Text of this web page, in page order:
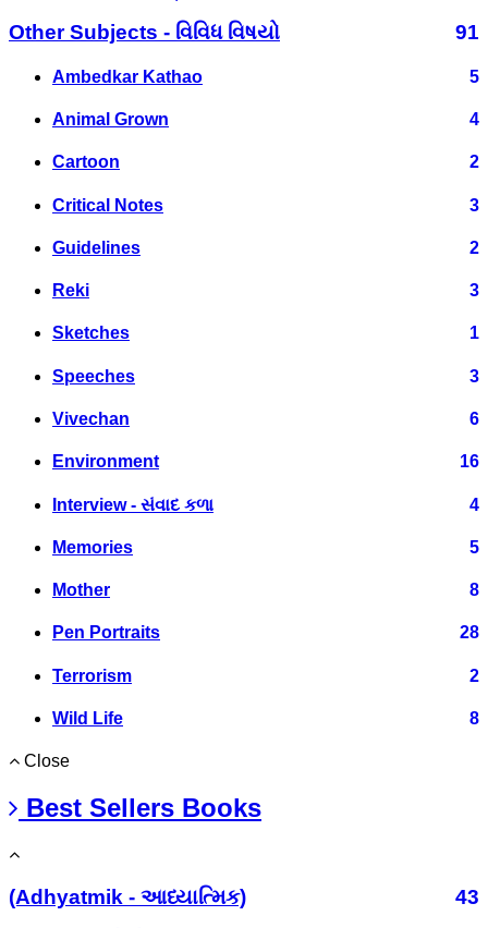
Other Subjects - વિવિધ વિષયો
91
Ambedkar Kathao 5
Animal Grown 4
Cartoon 2
Critical Notes 3
Guidelines 2
Reki 3
Sketches 1
Speeches 3
Vivechan 6
Environment 16
Interview - સંવાદ કળા 4
Memories 5
Mother 8
Pen Portraits 28
Terrorism 2
Wild Life 8
Close
Best Sellers Books
(Adhyatmik - આધ્યાત્મિક)
43